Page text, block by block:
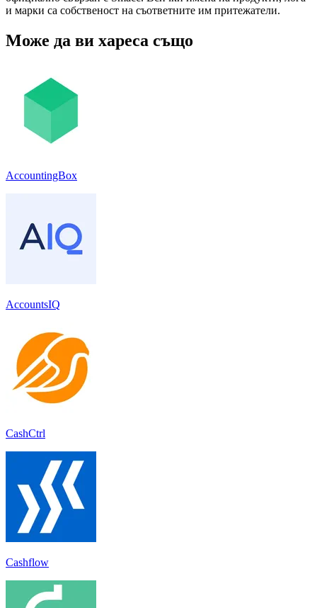
и марки са собственост на съответните им притежатели.
Може да ви хареса също
AccountingBox
AccountsIQ
CashCtrl
Cashflow